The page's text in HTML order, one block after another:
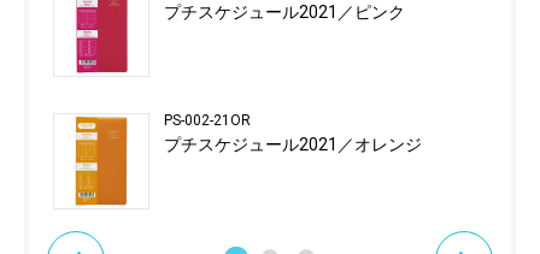
プチスケジュール2021／ピンク
PS-002-21OR
プチスケジュール2021／オレンジ